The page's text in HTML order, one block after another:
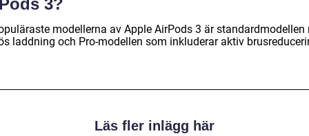
3?
modellerna av Apple AirPods 3 är standardmodellen
laddning och Pro-modellen som inkluderar aktiv
Läs fler inlägg här